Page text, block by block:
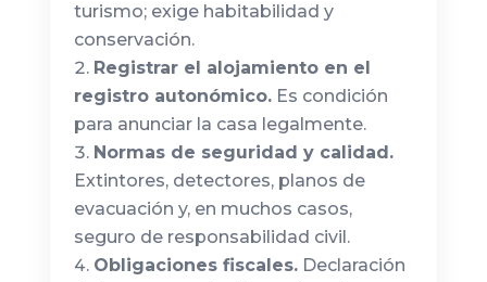
turismo; exige habitabilidad y
conservación.
Registrar el alojamiento en el
registro autonómico.Es condición
para anunciar la casa legalmente.
Normas de seguridad y calidad.
Extintores, detectores, planos de
evacuación y, en muchos casos,
seguro de responsabilidad civil.
Obligaciones fiscales.Declaración